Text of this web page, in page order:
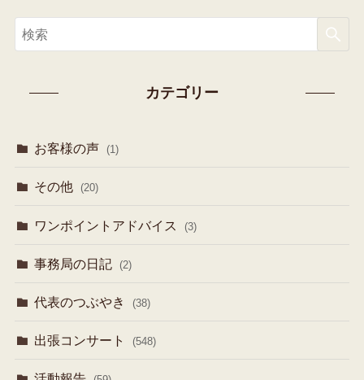
カテゴリー
お客様の声 (1)
その他 (20)
ワンポイントアドバイス (3)
事務局の日記 (2)
代表のつぶやき (38)
出張コンサート (548)